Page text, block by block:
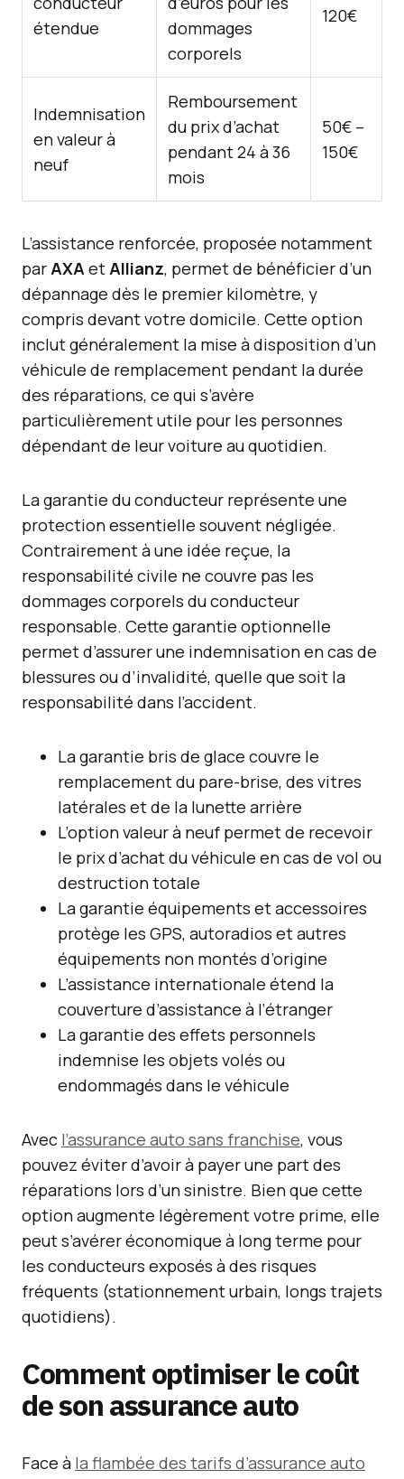
étendue
dommages
corporels
120€
Indemnisation
en valeur à
neuf
Remboursement
du prix d’achat
pendant 24 à 36
mois
50€ –
150€
L’assistance renforcée, proposée notamment
parAXAetAllianz, permet de bénéficier d’un
dépannage dès le premier kilomètre, y
compris devant votre domicile. Cette option
inclut généralement la mise à disposition d’un
véhicule de remplacement pendant la durée
des réparations, ce qui s’avère
particulièrement utile pour les personnes
dépendant de leur voiture au quotidien.
La garantie du conducteur représente une
protection essentielle souvent négligée.
Contrairement à une idée reçue, la
responsabilité civile ne couvre pas les
dommages corporels du conducteur
responsable. Cette garantie optionnelle
permet d’assurer une indemnisation en cas de
blessures ou d’invalidité, quelle que soit la
responsabilité dans l’accident.
La garantie bris de glace couvre le
remplacement du pare-brise, des vitres
latérales et de la lunette arrière
L’option valeur à neuf permet de recevoir
le prix d’achat du véhicule en cas de vol ou
destruction totale
La garantie équipements et accessoires
protège les GPS, autoradios et autres
équipements non montés d’origine
L’assistance internationale étend la
couverture d’assistance à l’étranger
La garantie des effets personnels
indemnise les objets volés ou
endommagés dans le véhicule
Avec l’assurance auto sans franchise, vous
pouvez éviter d’avoir à payer une part des
réparations lors d’un sinistre. Bien que cette
option augmente légèrement votre prime, elle
peut s’avérer économique à long terme pour
les conducteurs exposés à des risques
fréquents (stationnement urbain, longs trajets
quotidiens).
Comment optimiser le coût
de son assurance auto
Face à la flambée des tarifs d’assurance auto